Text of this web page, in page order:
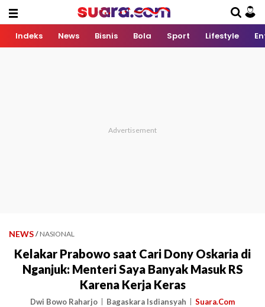
Indeks News Bisnis Bola Sport Lifestyle
NEWS / NASIONAL
Kelakar Prabowo saat Cari Dony Oskaria di
Nganjuk: Menteri Saya Banyak Masuk RS
Karena Kerja Keras
Dwi Bowo Raharjo Bagaskara Isdiansyah Suara.Com